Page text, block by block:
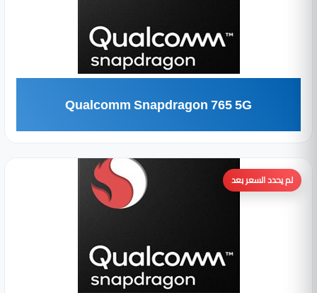
Qualcomm Snapdragon 765 5G
لم يحدد السعر بعد